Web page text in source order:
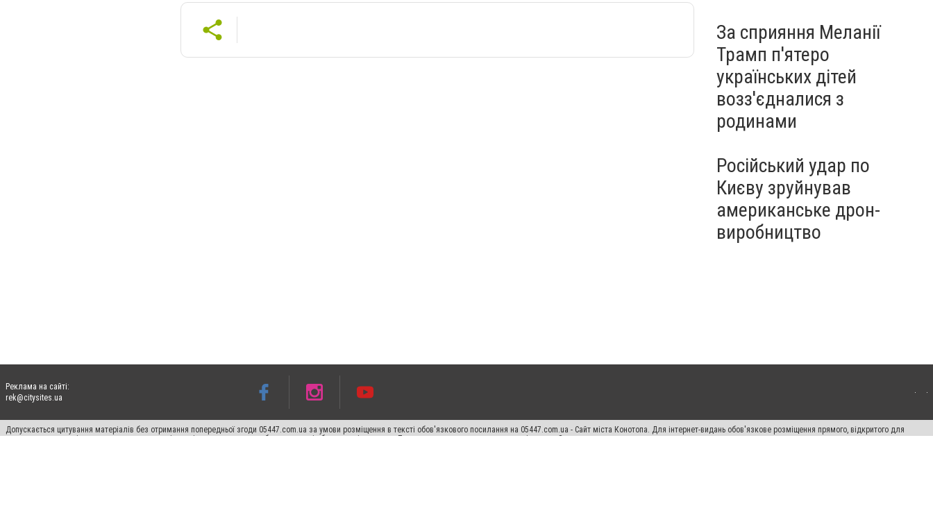
За сприяння Меланії
Трамп п'ятеро
українських дітей
возз'єдналися з
родинами
Російський удар по
Києву зруйнував
американське дрон-
виробництво
Реклама на сайті:
rek@citysites.ua
Допускається цитування матеріалів без отримання попередньої згоди 05447.com.ua за умови розміщення в тексті обов'язкового посилання на 05447.com.ua - Сайт міста Конотопа. Для інтернет-видань обов'язкове розміщення прямого, відкритого для
пошукових систем гіперпосилання на цитовані статті не нижче другого абзацу в тексті або в якості джерела. Порушення виняткових прав переслідується Законом.